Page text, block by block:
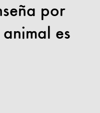
por
es